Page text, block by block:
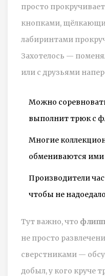
просто
кнопками,
лабиринтами
Захотелось —
или с друзьями
Можно
выполнит трюк с
Многие
обмениваются
Производители
чтобы не
Тут важно, что
не просто
сверстниками —
добыл, у кого круче